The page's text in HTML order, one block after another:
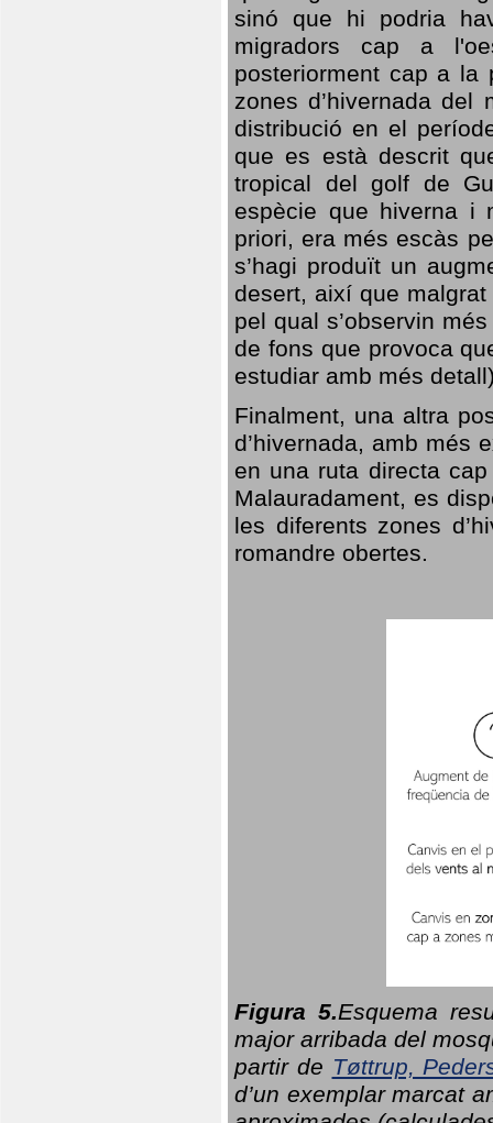
sinó que hi podria
migradors cap a
posteriorment cap a la
zones d’hivernada
distribució en el
que es està descrit
tropical del golf de
espècie que hiverna i
priori, era més escàs
s’hagi produït un
desert, així que
pel qual s’observin
de fons que provoca
estudiar amb més
Finalment, una altra
d’hivernada, amb més
en una ruta directa
Malauradament, es
les diferents zones
romandre obertes.
Figura 5.Esquema
major arribada del
partir de Tøttrup,
d’un exemplar marcat